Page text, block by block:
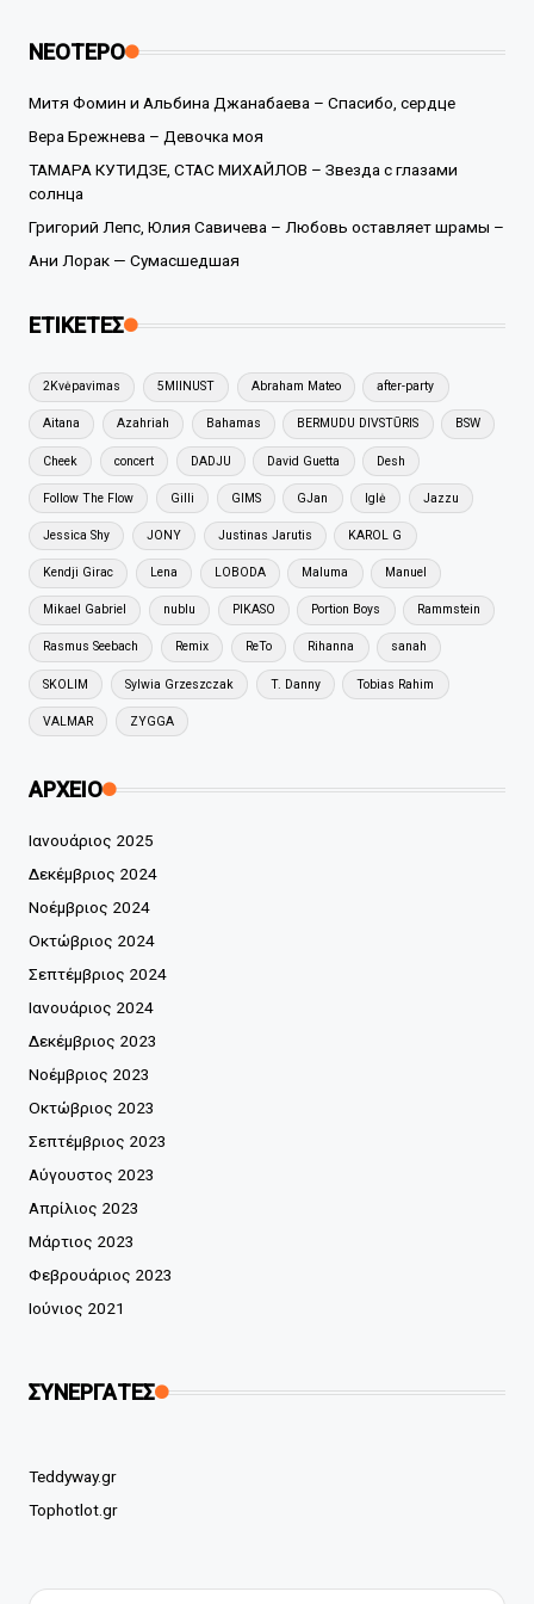
ΝΕΟΤΕΡΟ
Митя Фомин и Альбина Джанабаева – Спасибо, сердце
Вера Брежнева – Девочка моя
ТАМАРА КУТИДЗЕ, СТАС МИХАЙЛОВ – Звезда с глазами
солнца
Григорий Лепс, Юлия Савичева – Любовь оставляет шрамы –
Ани Лорак — Сумасшедшая
ΕΤΙΚΕΤΕΣ
2Kvėpavimas 5MIINUST Abraham Mateo after-party
Aitana Azahriah Bahamas BERMUDU DIVSTŪRIS BSW
Cheek concert DADJU David Guetta Desh
Follow The Flow Gilli GIMS GJan Iglė Jazzu
Jessica Shy JONY Justinas Jarutis KAROL G
Kendji Girac Lena LOBODA Maluma Manuel
Mikael Gabriel nublu PIKASO Portion Boys Rammstein
Rasmus Seebach Remix ReTo Rihanna sanah
SKOLIM Sylwia Grzeszczak T. Danny Tobias Rahim
VALMAR ZYGGA
ΑΡΧΕΙΟ
Ιανουάριος 2025
Δεκέμβριος 2024
Νοέμβριος 2024
Οκτώβριος 2024
Σεπτέμβριος 2024
Ιανουάριος 2024
Δεκέμβριος 2023
Νοέμβριος 2023
Οκτώβριος 2023
Σεπτέμβριος 2023
Αύγουστος 2023
Απρίλιος 2023
Μάρτιος 2023
Φεβρουάριος 2023
Ιούνιος 2021
ΣΥΝΕΡΓΑΤΕΣ
Teddyway.gr
Tophotlot.gr